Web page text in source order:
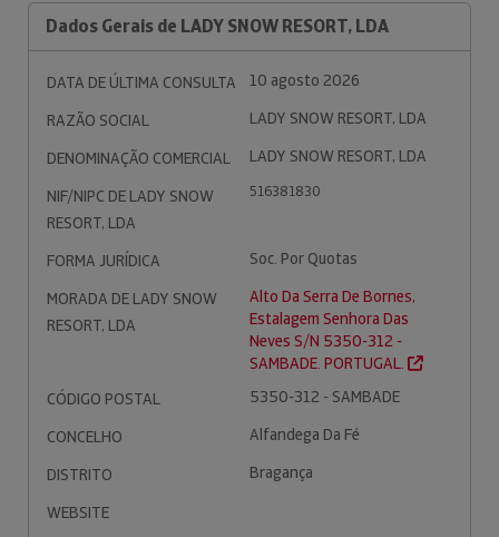
Dados Gerais de LADY SNOW RESORT, LDA
DATA DE ÚLTIMA CONSULTA
10 agosto 2026
RAZÃO SOCIAL
LADY SNOW RESORT, LDA
DENOMINAÇÃO COMERCIAL
LADY SNOW RESORT, LDA
NIF/NIPC DE LADY SNOW
RESORT, LDA
516381830
FORMA JURÍDICA
Soc. Por Quotas
MORADA DE LADY SNOW
RESORT, LDA
Alto Da Serra De Bornes,
Estalagem Senhora Das
Neves S/N 5350-312 -
SAMBADE. PORTUGAL.
CÓDIGO POSTAL
5350-312 - SAMBADE
CONCELHO
Alfandega Da Fé
DISTRITO
Bragança
WEBSITE